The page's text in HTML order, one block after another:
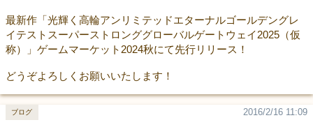
最新作「光輝く高輪アンリミテッドエターナルゴールデングレ
イテストスーパーストロンググローバルゲートウェイ2025（仮
称）」ゲームマーケット2024秋にて先行リリース！
どうぞよろしくお願いいたします！
2016/2/16 11:09
ブログ